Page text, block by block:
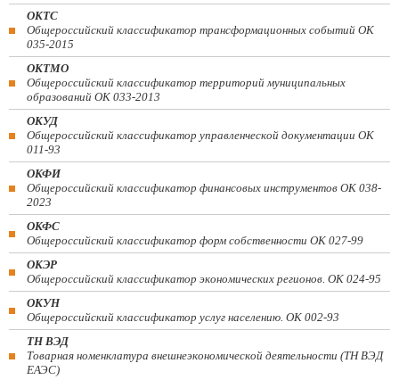
ОКТС
Общероссийский классификатор трансформационных событий ОК
035-2015
ОКТМО
Общероссийский классификатор территорий муниципальных
образований ОК 033-2013
ОКУД
Общероссийский классификатор управленческой документации ОК
011-93
ОКФИ
Общероссийский классификатор финансовых инструментов OK 038-
2023
ОКФС
Общероссийский классификатор форм собственности ОК 027-99
ОКЭР
Общероссийский классификатор экономических регионов. ОК 024-95
ОКУН
Общероссийский классификатор услуг населению. ОК 002-93
ТН ВЭД
Товарная номенклатура внешнеэкономической деятельности (ТН ВЭД
ЕАЭС)